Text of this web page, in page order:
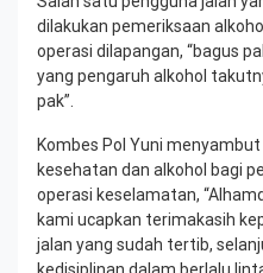
dilakukan pemeriksaan
operasi dilapangan, “bagus
yang pengaruh alkohol
pak”.
Kombes Pol Yuni
kesehatan dan alkohol bagi
operasi keselamatan,
kami ucapkan terimakasih
jalan yang sudah tertib,